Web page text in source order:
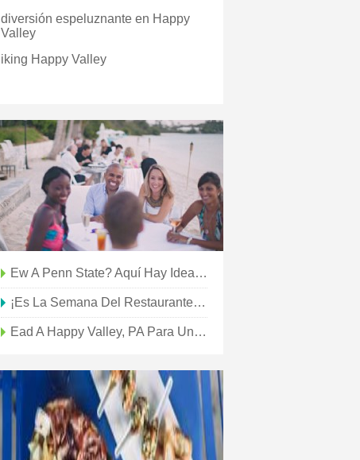
diversión espeluznante en Happy
Valley
iking Happy Valley
Ew A Penn State? Aquí Hay Ideas Divertidas Para Explorar Happy Valley, Pensilvania
¡Es La Semana Del Restaurante Happy Valley!
Ead A Happy Valley, PA Para Un Fin De Semana De Mediados De Verano Lleno De Diversión Familiar